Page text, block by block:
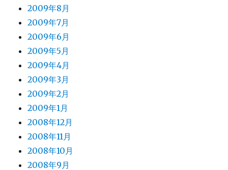
2009年8月
2009年7月
2009年6月
2009年5月
2009年4月
2009年3月
2009年2月
2009年1月
2008年12月
2008年11月
2008年10月
2008年9月